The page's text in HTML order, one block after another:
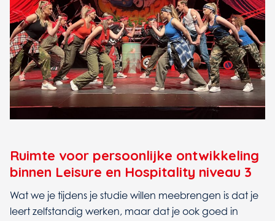
Ruimte voor persoonlijke ontwikkeling
binnen Leisure en Hospitality niveau 3
Wat we je tijdens je studie willen meebrengen is dat je
leert zelfstandig werken, maar dat je ook goed in